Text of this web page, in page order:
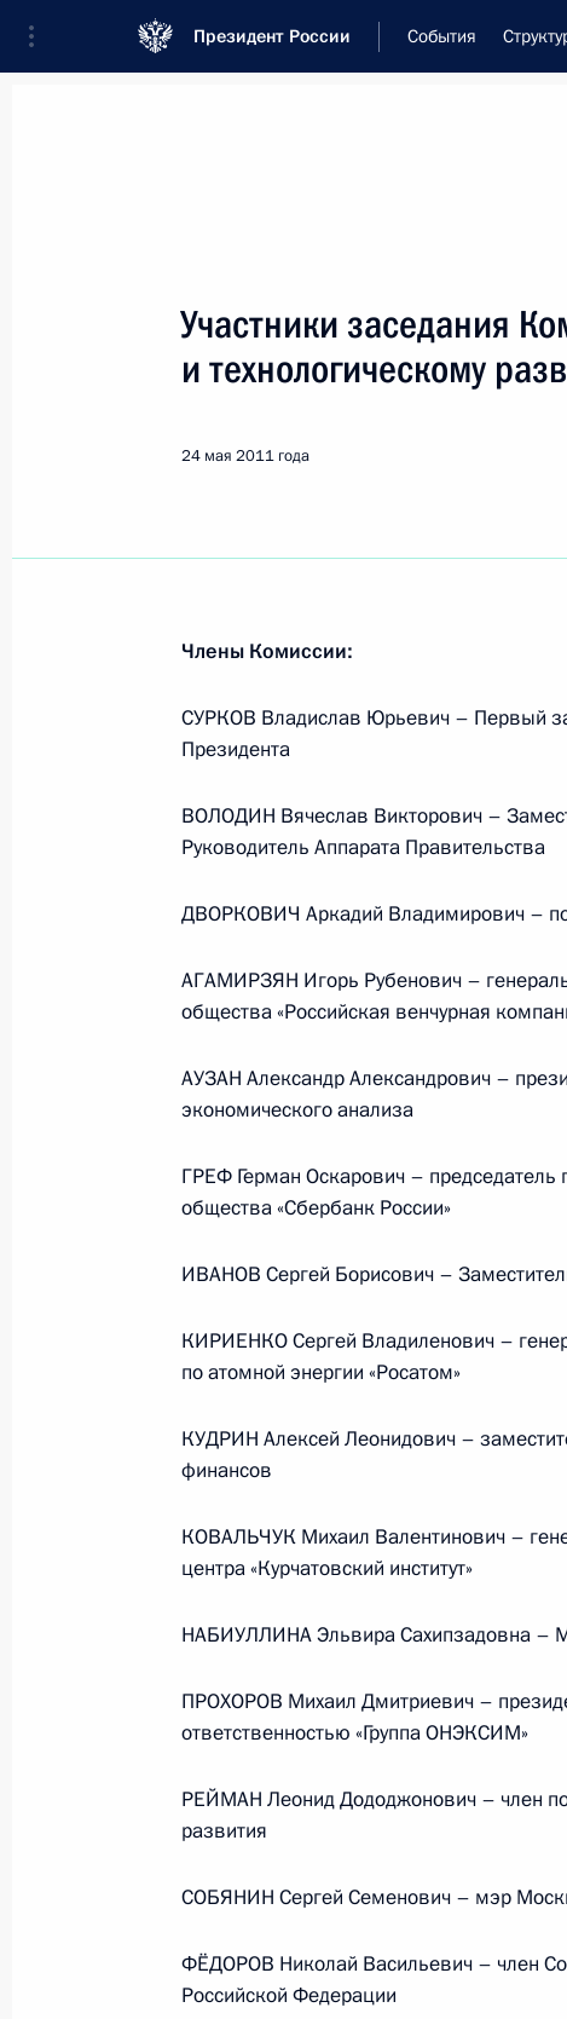
Президент России События
Совещание с членами
Рабочая встреча с вице-
премьером – полпредом
Президента в ДФО Юрием
6 августа 2026 года, 13:45
Президент России
Телефонный разговор
с Президентом ОАЭ Мухаммедом Бен
Заидом Аль Нахайяном
Обращение к участникам VIII
Российско-Киргизского
Участники заседания
и технологическому
24 мая 2011 года
Члены Комиссии:
СУРКОВ Владислав Юрьевич – Первый
Президента
ВОЛОДИН Вячеслав Викторович –
Руководитель Аппарата Правительства
ДВОРКОВИЧ Аркадий Владимирович –
АГАМИРЗЯН Игорь Рубенович –
общества «Российская венчурная
АУЗАН Александр Александрович –
экономического анализа
ГРЕФ Герман Оскарович – председатель
общества «Сбербанк России»
ИВАНОВ Сергей Борисович –
КИРИЕНКО Сергей Владиленович –
по атомной энергии «Росатом»
КУДРИН Алексей Леонидович –
финансов
КОВАЛЬЧУК Михаил Валентинович –
центра «Курчатовский институт»
НАБИУЛЛИНА Эльвира Сахипзадовна –
ПРОХОРОВ Михаил Дмитриевич –
ответственностью «Группа ОНЭКСИМ»
РЕЙМАН Леонид Дододжонович – член
развития
СОБЯНИН Сергей Семенович – мэр
ФЁДОРОВ Николай Васильевич – член
Российской Федерации